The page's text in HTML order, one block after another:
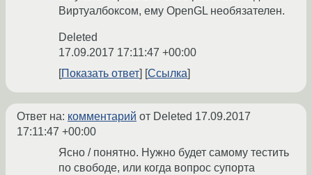
Виртуалбоксом, ему OpenGL необязателен.
Deleted
17.09.2017 17:11:47 +00:00
Показать ответ
Ссылка
Ответ на: комментарий от Deleted 17.09.2017
17:11:47 +00:00
Ясно / понятно. Нужно будет самому тестить
по свободе, или когда вопрос супорта